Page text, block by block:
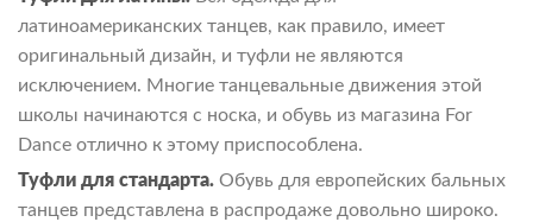
латиноамериканских танцев, как правило, имеет
оригинальный дизайн, и туфли не являются
исключением. Многие танцевальные движения этой
школы начинаются с носка, и обувь из магазина For
Dance отлично к этому приспособлена.
Туфли для стандарта. Обувь для европейских бальных
танцев представлена в распродаже довольно широко.